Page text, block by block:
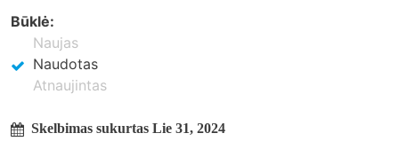
Būklė:
Naujas
Naudotas
Atnaujintas
Skelbimas sukurtas Lie 31, 2024